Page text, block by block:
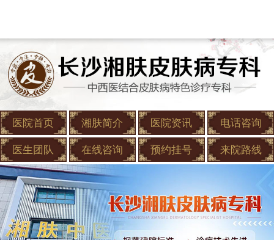
医院首页 湘肤简介 医院资讯 电话咨询
医生团队 在线咨询 预约挂号 来院路线